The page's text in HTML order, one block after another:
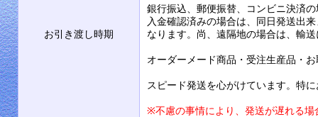
お引き渡し時期
銀行振込、郵便振替、コンビニ決済
入金確認済みの場合は、同日発送出
なります。尚、遠隔地の場合は、輸
オーダーメード商品・受注生産品・
スピード発送を心がけています。特
※不慮の事情により、発送が遅れる場